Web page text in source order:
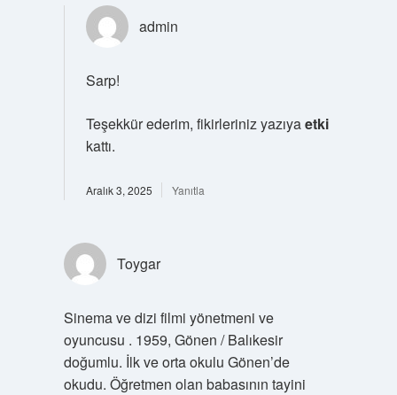
admin
Sarp!
Teşekkür ederim, fikirleriniz yazıyaetki
kattı.
Aralık 3, 2025 Yanıtla
Toygar
Sinema ve dizi filmi yönetmeni ve
oyuncusu . 1959, Gönen / Balıkesir
doğumlu. İlk ve orta okulu Gönen’de
okudu. Öğretmen olan babasının tayini